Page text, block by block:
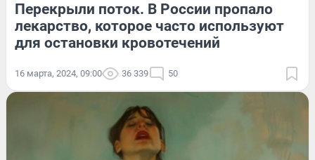
Перекрыли поток. В России пропало
лекарство, которое часто используют
для остановки кровотечений
16 марта, 2024, 09:00 36 339 50